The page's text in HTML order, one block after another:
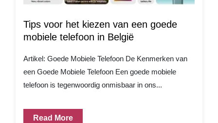
Tips voor het kiezen van een goede
mobiele telefoon in België
Artikel: Goede Mobiele Telefoon De Kenmerken van
een Goede Mobiele Telefoon Een goede mobiele
telefoon is tegenwoordig onmisbaar in ons...
Read More